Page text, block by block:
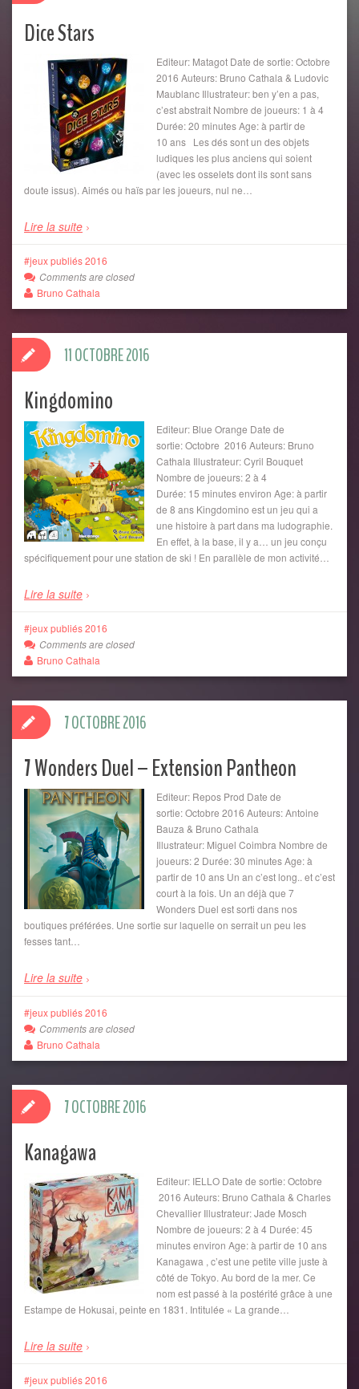
Dice Stars
Editeur: Matagot Date de sortie: Octobre
2016 Auteurs: Bruno Cathala & Ludovic
Maublanc Illustrateur: ben y’en a pas,
c’est abstrait Nombre de joueurs: 1 à 4
Durée: 20 minutes Age: à partir de
10 ans Les dés sont un des objets
ludiques les plus anciens qui soient
(avec les osselets dont ils sont sans
doute issus). Aimés ou haïs par les joueurs, nul ne…
Lire la suite
jeux publiés 2016
Comments are closed
Bruno Cathala
Kingdomino
Editeur: Blue Orange Date de
sortie: Octobre 2016 Auteurs: Bruno
Cathala Illustrateur: Cyril Bouquet
Nombre de joueurs: 2 à 4
Durée: 15 minutes environ Age: à partir
de 8 ans Kingdomino est un jeu qui a
une histoire à part dans ma ludographie.
En effet, à la base, il y a… un jeu conçu
spécifiquement pour une station de ski ! En parallèle de mon activité…
Lire la suite
11 OCTOBRE 2016
jeux publiés 2016
Comments are closed
Bruno Cathala
7 Wonders Duel – Extension Pantheon
Editeur: Repos Prod Date de
sortie: Octobre 2016 Auteurs: Antoine
Bauza & Bruno Cathala
Illustrateur: Miguel Coimbra Nombre de
joueurs: 2 Durée: 30 minutes Age: à
partir de 10 ans Un an c’est long.. et c’est
court à la fois. Un an déjà que 7
Wonders Duel est sorti dans nos
boutiques préférées. Une sortie sur laquelle on serrait un peu les
fesses tant…
Lire la suite
7 OCTOBRE 2016
jeux publiés 2016
Comments are closed
Bruno Cathala
Kanagawa
Editeur: IELLO Date de sortie: Octobre
2016 Auteurs: Bruno Cathala & Charles
Chevallier Illustrateur: Jade Mosch
Nombre de joueurs: 2 à 4 Durée: 45
minutes environ Age: à partir de 10 ans
Kanagawa , c’est une petite ville juste à
côté de Tokyo. Au bord de la mer. Ce
nom est passé à la postérité grâce à une
Estampe de Hokusai, peinte en 1831. Intitulée « La grande…
Lire la suite
7 OCTOBRE 2016
jeux publiés 2016